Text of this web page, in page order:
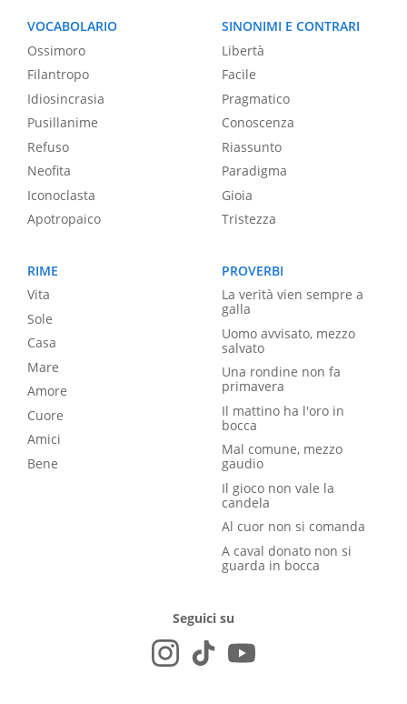
VOCABOLARIO
Ossimoro
Filantropo
Idiosincrasia
Pusillanime
Refuso
Neofita
Iconoclasta
Apotropaico
SINONIMI E CONTRARI
Libertà
Facile
Pragmatico
Conoscenza
Riassunto
Paradigma
Gioia
Tristezza
RIME
Vita
Sole
Casa
Mare
Amore
Cuore
Amici
Bene
PROVERBI
La verità vien sempre a
galla
Uomo avvisato, mezzo
salvato
Una rondine non fa
primavera
Il mattino ha l'oro in
bocca
Mal comune, mezzo
gaudio
Il gioco non vale la
candela
Al cuor non si comanda
A caval donato non si
guarda in bocca
Seguici su